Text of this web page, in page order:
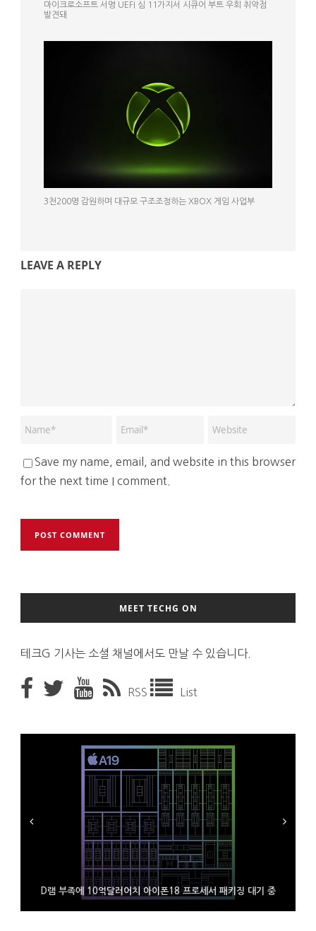
마이크로소프트 서명 UEFI 심 11가지서 시큐어 부트 우회 취약점
발견돼
3천200명 감원하며 대규모 구조조정하는 XBOX 게임 사업부
LEAVE A REPLY
Save my name, email, and website in this browser
for the next time I comment.
MEET TECHG ON
테크G 기사는 소셜 채널에서도 만날 수 있습니다.
RSS List
시력 조정 기능 얹고 가격 낮춘 공간 디스플레이 안경 ‘비추어 프로
2’ 공개
D램 부족에 10억달러어치 아이폰18 프로세서 패키징 대기 중
300~400달러 반지형 스피커 준비하는 오픈AI